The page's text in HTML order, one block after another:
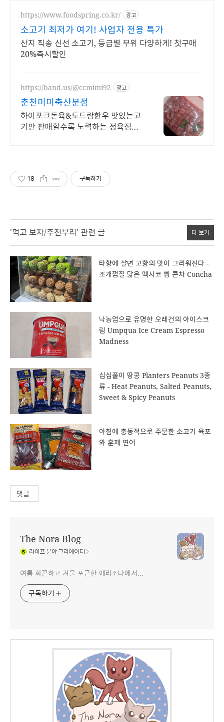
https://www.foodspring.co.kr/ 광고
소고기 최저가 여기! 사업자 전용 특가
산지 직송 신선 소고기, 등급별 부위 다양하게! 첫구매
20%즉시할인
https://band.us/@ccmimi92 광고
춘천미미축산분점
하이포크돈육&도드람한우 맛있는고
기만 판매할수록 노력하는 정육점소
18 구독하기
'먹고 보자/주전부리' 관련 글 더 보기
타향에 살면 고향의 맛이 그리워진다 -
조개껍질 닮은 멕시코 빵 콘차 Concha
낙농업으로 유명한 오레건의 아이스크
림 Umpqua Ice Cream Espresso
Madness
심심풀이 땅콩 Planters Peanuts 3종
류 - Heat Peanuts, Salted Peanuts,
Sweet & Spicy Peanuts
아침에 충동적으로 주문한 소고기 육포
와 훈제 연어
댓글
The Nora Blog
라이프분야 크리에이터
여름 화끈하고 겨울 포근한 애리조나에서...
구독하기